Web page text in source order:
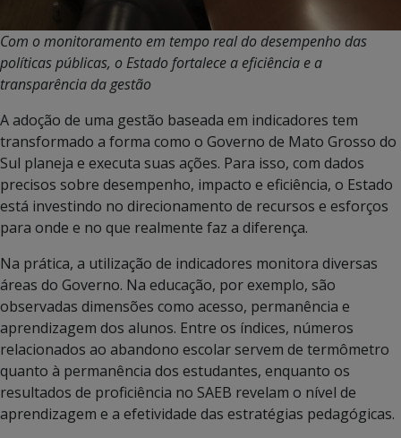
Com o monitoramento em tempo real do desempenho das
políticas públicas, o Estado fortalece a eficiência e a
transparência da gestão
A adoção de uma gestão baseada em indicadores tem
transformado a forma como o Governo de Mato Grosso do
Sul planeja e executa suas ações. Para isso, com dados
precisos sobre desempenho, impacto e eficiência, o Estado
está investindo no direcionamento de recursos e esforços
para onde e no que realmente faz a diferença.
Na prática, a utilização de indicadores monitora diversas
áreas do Governo. Na educação, por exemplo, são
observadas dimensões como acesso, permanência e
aprendizagem dos alunos. Entre os índices, números
relacionados ao abandono escolar servem de termômetro
quanto à permanência dos estudantes, enquanto os
resultados de proficiência no SAEB revelam o nível de
aprendizagem e a efetividade das estratégias pedagógicas.